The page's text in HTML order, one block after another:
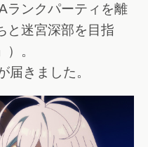
ランクパーティを離
と迷宮深部を目指
。
届きました。